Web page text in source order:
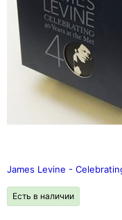
James Levine -
Есть в наличии